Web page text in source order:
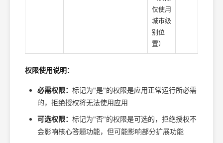
仅使用
城市级
别位
置）
权限使用说明：
必需权限： 标记为"是"的权限是应用正常运行所必需
的，拒绝授权将无法使用应用
可选权限： 标记为"否"的权限是可选的，拒绝授权不
会影响核心答题功能，但可能影响部分扩展功能